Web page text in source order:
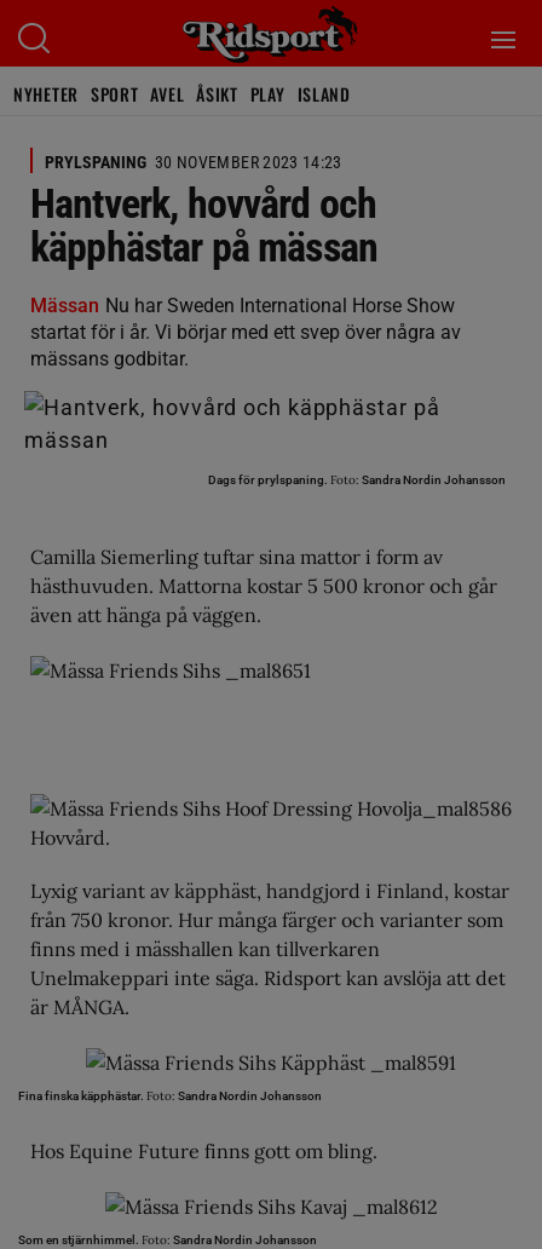
NYHETER SPORT AVEL ÅSIKT PLAY ISLAND
PRYLSPANING 30 NOVEMBER 2023 14:23
Hantverk, hovvård och
käpphästar på mässan
Mässan Nu har Sweden International Horse Show
startat för i år. Vi börjar med ett svep över några av
mässans godbitar.
Dags för prylspaning. Foto: Sandra Nordin Johansson
Camilla Siemerling tuftar sina mattor i form av
hästhuvuden. Mattorna kostar 5 500 kronor och går
även att hänga på väggen.
Hovvård.
Lyxig variant av käpphäst, handgjord i Finland, kostar
från 750 kronor. Hur många färger och varianter som
finns med i mässhallen kan tillverkaren
Unelmakeppari inte säga. Ridsport kan avslöja att det
är MÅNGA.
Fina finska käpphästar. Foto: Sandra Nordin Johansson
Hos Equine Future finns gott om bling.
Som en stjärnhimmel. Foto: Sandra Nordin Johansson